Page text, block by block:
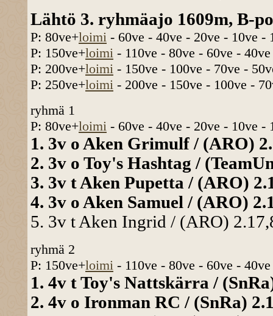
Lähtö 3. ryhmäajo 1609m, B-
P: 80ve+loimi - 60ve - 40ve - 20ve - 10ve -
P: 150ve+loimi - 110ve - 80ve - 60ve -
P: 200ve+loimi - 150ve - 100ve - 70ve -
P: 250ve+loimi - 200ve - 150ve - 100ve -
ryhmä 1
P: 80ve+loimi - 60ve - 40ve - 20ve - 10ve -
1. 3v o Aken Grimulf / (ARO)
2. 3v o Toy's Hashtag /
3. 3v t Aken Pupetta / (ARO)
4. 3v o Aken Samuel / (ARO)
5. 3v t Aken Ingrid / (ARO)
ryhmä 2
P: 150ve+loimi - 110ve - 80ve - 60ve -
1. 4v t Toy's Nattskärra /
2. 4v o Ironman RC / (SnRa)